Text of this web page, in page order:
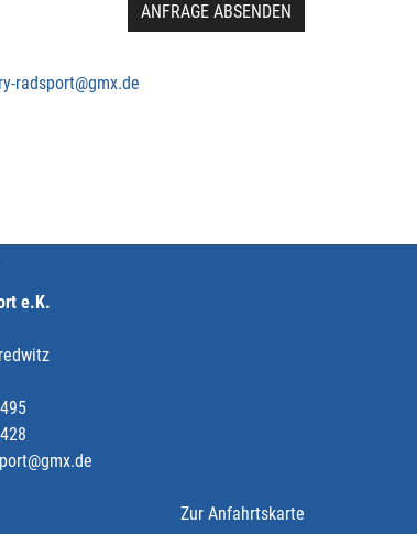
ANFRAGE ABSENDEN
radsport@gmx.de
e.K.
Zur Anfahrtskarte